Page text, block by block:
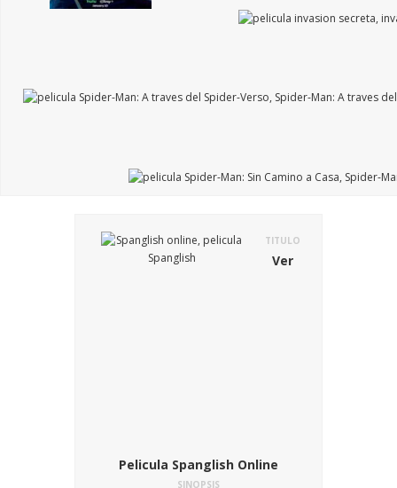
TITULO
Ver
Pelicula Spanglish Online
SINOPSIS